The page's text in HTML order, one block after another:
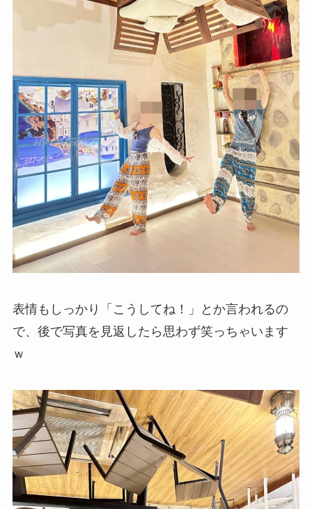
表情もしっかり「こうしてね！」とか言われるの
で、後で写真を見返したら思わず笑っちゃいます
ｗ